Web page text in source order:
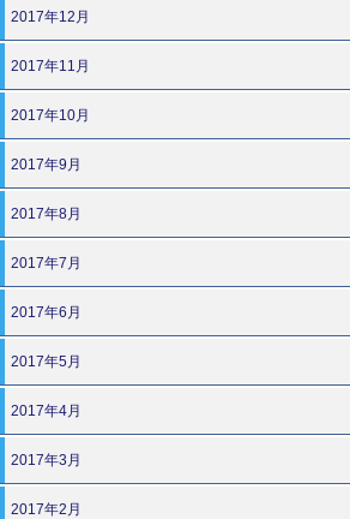
2017年12月
2017年11月
2017年10月
2017年9月
2017年8月
2017年7月
2017年6月
2017年5月
2017年4月
2017年3月
2017年2月